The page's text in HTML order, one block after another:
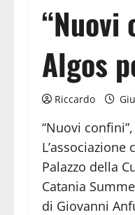
Algos
Riccardo
“Nuovi
Palazzo della
Catania
di Giovanni